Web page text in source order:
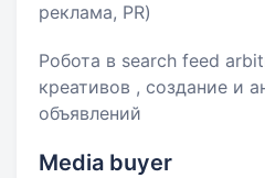
реклама, PR)
Робота в search feed
креативов , создание и
объявлений
Media buyer